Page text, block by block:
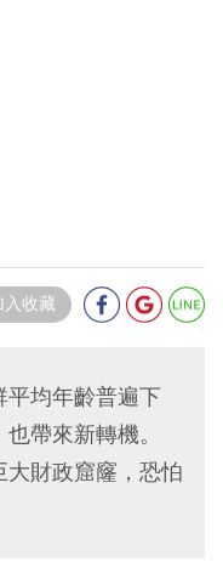
入收藏
平均年齡普遍下
帶來新轉機。
財政窟窿，恐怕